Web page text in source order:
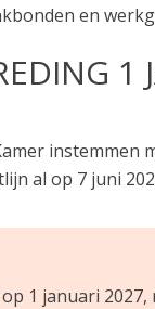
en
1
al op 7 juni
1 januari